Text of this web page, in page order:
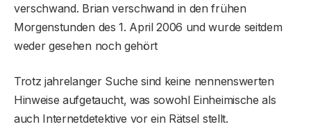
verschwand. Brian verschwand in den frühen
Morgenstunden des 1. April 2006 und wurde seitdem
weder gesehen noch gehört
Trotz jahrelanger Suche sind keine nennenswerten
Hinweise aufgetaucht, was sowohl Einheimische als
auch Internetdetektive vor ein Rätsel stellt.